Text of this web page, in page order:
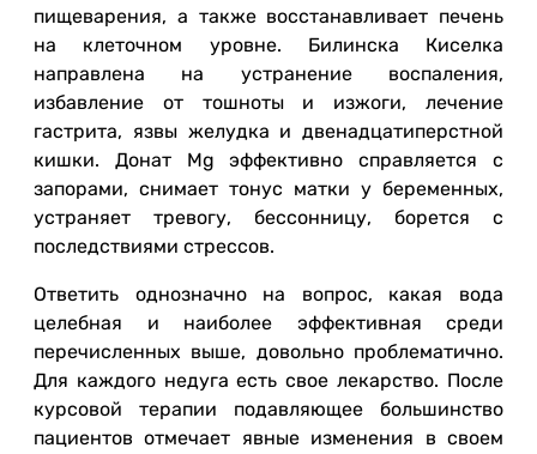
пищеварения, а также восстанавливает печень
на клеточном уровне. Билинска Киселка
направлена на устранение воспаления,
избавление от тошноты и изжоги, лечение
гастрита, язвы желудка и двенадцатиперстной
кишки. Донат Mg эффективно справляется с
запорами, снимает тонус матки у беременных,
устраняет тревогу, бессонницу, борется с
последствиями стрессов.
Ответить однозначно на вопрос, какая вода
целебная и наиболее эффективная среди
перечисленных выше, довольно проблематично.
Для каждого недуга есть свое лекарство. После
курсовой терапии подавляющее большинство
пациентов отмечает явные изменения в своем